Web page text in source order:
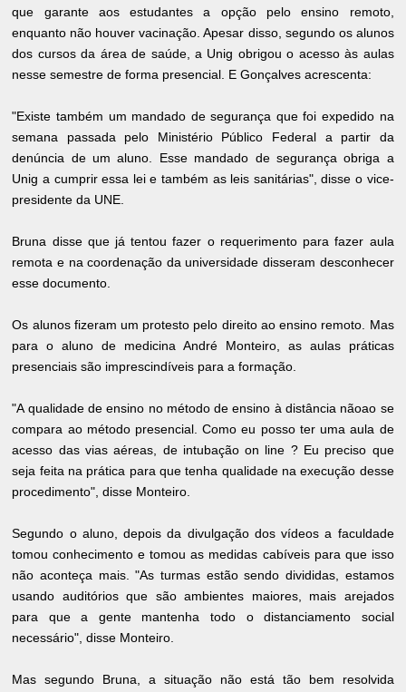
que garante aos estudantes a opção pelo ensino remoto,
enquanto não houver vacinação. Apesar disso, segundo os alunos
dos cursos da área de saúde, a Unig obrigou o acesso às aulas
nesse semestre de forma presencial. E Gonçalves acrescenta:
"Existe também um mandado de segurança que foi expedido na
semana passada pelo Ministério Público Federal a partir da
denúncia de um aluno. Esse mandado de segurança obriga a
Unig a cumprir essa lei e também as leis sanitárias", disse o vice-
presidente da UNE.
Bruna disse que já tentou fazer o requerimento para fazer aula
remota e na coordenação da universidade disseram desconhecer
esse documento.
Os alunos fizeram um protesto pelo direito ao ensino remoto. Mas
para o aluno de medicina André Monteiro, as aulas práticas
presenciais são imprescindíveis para a formação.
"A qualidade de ensino no método de ensino à distância nãoao se
compara ao método presencial. Como eu posso ter uma aula de
acesso das vias aéreas, de intubação on line ? Eu preciso que
seja feita na prática para que tenha qualidade na execução desse
procedimento", disse Monteiro.
Segundo o aluno, depois da divulgação dos vídeos a faculdade
tomou conhecimento e tomou as medidas cabíveis para que isso
não aconteça mais. "As turmas estão sendo divididas, estamos
usando auditórios que são ambientes maiores, mais arejados
para que a gente mantenha todo o distanciamento social
necessário", disse Monteiro.
Mas segundo Bruna, a situação não está tão bem resolvida